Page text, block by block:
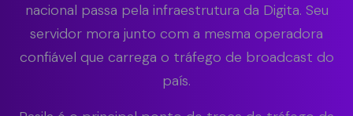
nacional passa pela infraestrutura da Digita. Seu
servidor mora junto com a mesma operadora
confiável que carrega o tráfego de broadcast do
país.